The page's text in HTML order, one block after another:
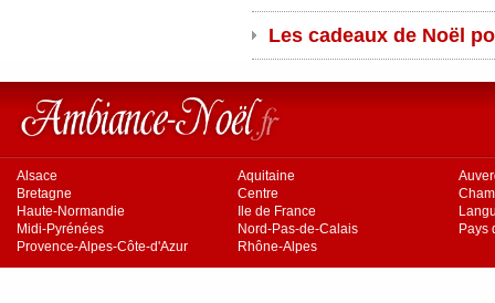
Les cadeaux de Noël
Alsace Aquitaine
Bretagne
Centre
Haute-Normandie
Ile de France
Midi-Pyrénées
Nord-Pas-de-Calais
Pays
Provence-Alpes-Côte-d'Azur
Rhône-Alpes